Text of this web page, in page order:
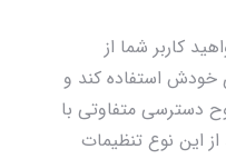
کاربر شما از
خودش استفاده کند و
دسترسی متفاوتی با
از این نوع تنظیمات